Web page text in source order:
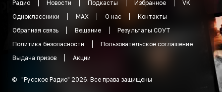
Радио Новости Подкасты Избранное
VK
Одноклассники
MAX О нас
Контакты
Обратная связь
Вещание
Результаты СОУТ
Политика безопасности
Пользовательское соглашение
Выдача призов
Акции
© "Русское Радио" 2026. Все права защищены